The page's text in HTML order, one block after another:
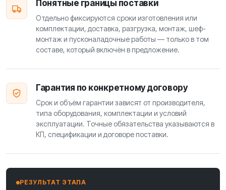
Понятные границы поставки
Отдельно фиксируются сроки изготовления или
комплектации, доставка, разгрузка, монтаж, шеф-
монтаж и пусконаладочные работы — только в том
составе, который включён в предложение.
Гарантия по конкретному договору
Срок и объём гарантии зависят от производителя,
типа оборудования, комплектации и условий
эксплуатации. Точные обязательства указываются в
КП, спецификации и договоре поставки.
РЕЗУЛЬТАТ ЭТАПА